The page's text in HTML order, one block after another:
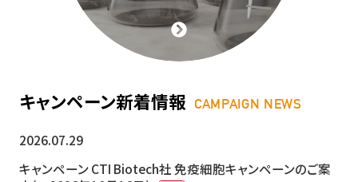
キャンペーン新着情報 CAMPAIGN NEWS
2026.07.29
キャンペーンCTI Biotech社 免疫細胞キャンペーンのご案